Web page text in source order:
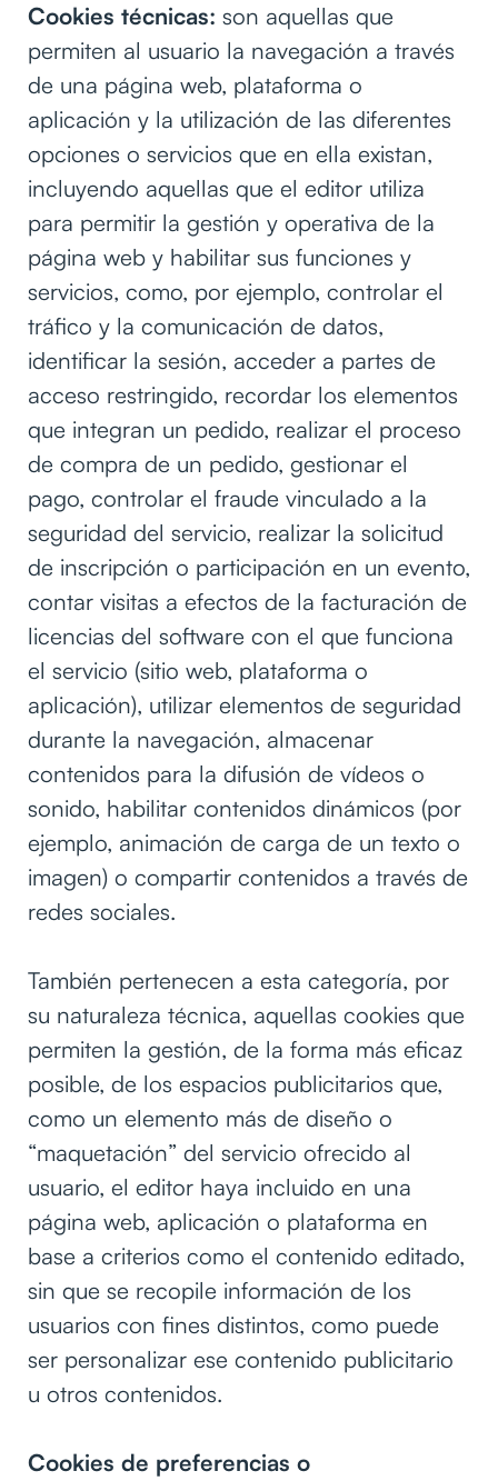
Cookies técnicas: son aquellas que
permiten al usuario la navegación a través
de una página web, plataforma o
aplicación y la utilización de las diferentes
opciones o servicios que en ella existan,
incluyendo aquellas que el editor utiliza
para permitir la gestión y operativa de la
página web y habilitar sus funciones y
servicios, como, por ejemplo, controlar el
tráfico y la comunicación de datos,
identificar la sesión, acceder a partes de
acceso restringido, recordar los elementos
que integran un pedido, realizar el proceso
de compra de un pedido, gestionar el
pago, controlar el fraude vinculado a la
seguridad del servicio, realizar la solicitud
de inscripción o participación en un evento,
contar visitas a efectos de la facturación de
licencias del software con el que funciona
el servicio (sitio web, plataforma o
aplicación), utilizar elementos de seguridad
durante la navegación, almacenar
contenidos para la difusión de vídeos o
sonido, habilitar contenidos dinámicos (por
ejemplo, animación de carga de un texto o
imagen) o compartir contenidos a través de
redes sociales.
También pertenecen a esta categoría, por
su naturaleza técnica, aquellas cookies que
permiten la gestión, de la forma más eficaz
posible, de los espacios publicitarios que,
como un elemento más de diseño o
“maquetación” del servicio ofrecido al
usuario, el editor haya incluido en una
página web, aplicación o plataforma en
base a criterios como el contenido editado,
sin que se recopile información de los
usuarios con fines distintos, como puede
ser personalizar ese contenido publicitario
u otros contenidos.
Cookies de preferencias o